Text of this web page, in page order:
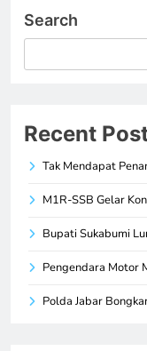
Search
Recent
Tak Mendapat
M1R-SSB Gelar
Bupati Sukabumi
Pengendara Motor
Polda Jabar